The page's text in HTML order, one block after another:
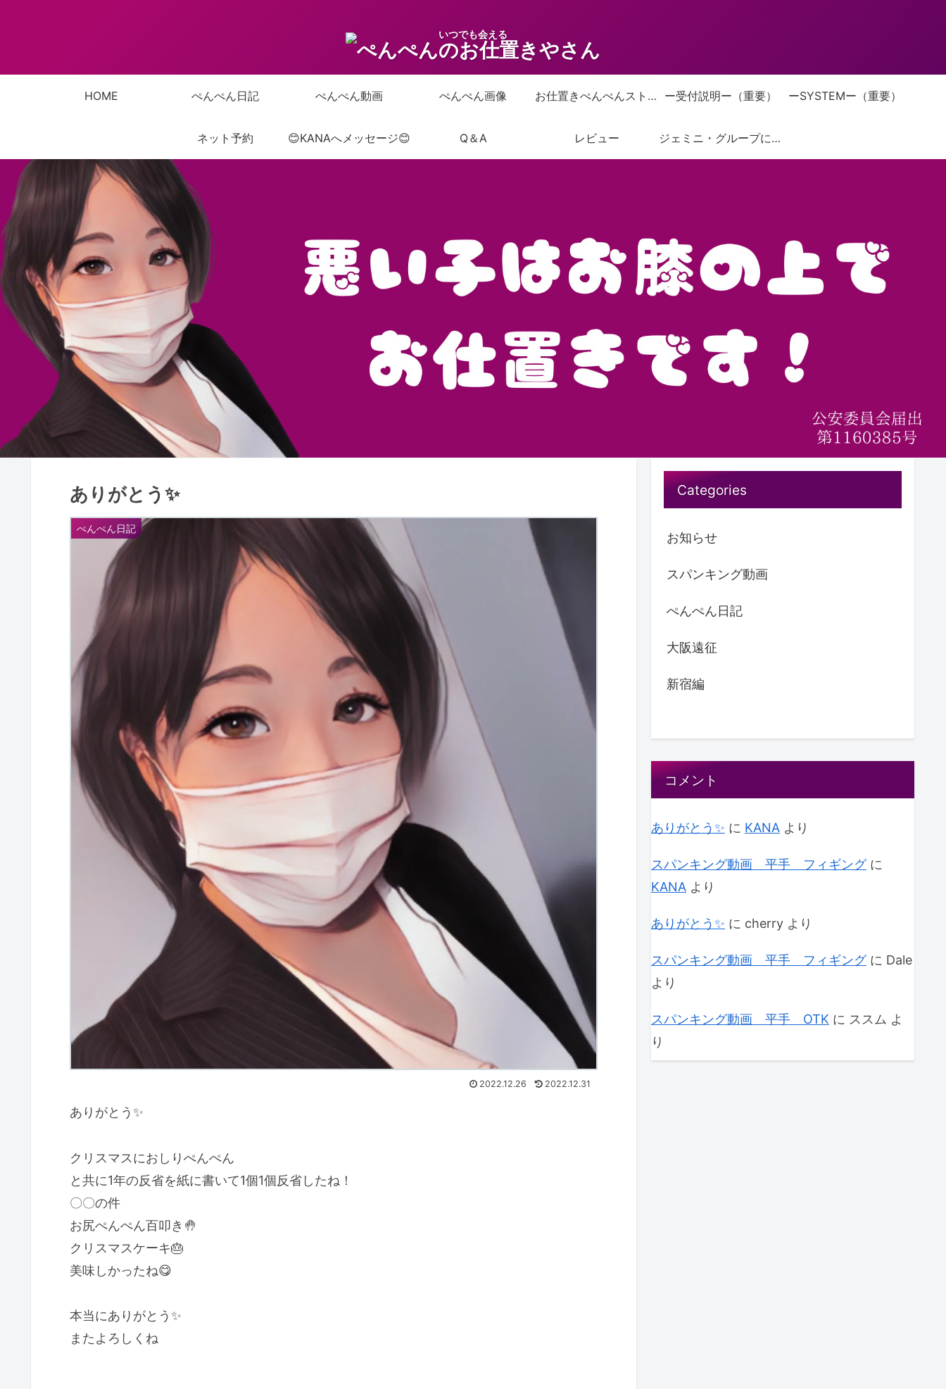
いつでも会える
HOME ぺんぺん日記 ぺんぺん動画 ぺんぺん画像 お仕置きぺんぺんストーリー ー受付説明ー（重要） ーSYSTEMー（重要）
ネット予約 😊KANAへメッセージ😊 Q＆A レビュー ジェミニ・グループについて
ありがとう✨
ぺんぺん日記
2022.12.26 2022.12.31
ありがとう✨
クリスマスにおしりぺんぺん
と共に1年の反省を紙に書いて1個1個反省したね！
〇〇の件
お尻ぺんぺん百叩き🤚
クリスマスケーキ🎂
美味しかったね😋
本当にありがとう✨
またよろしくね
Categories
お知らせ
スパンキング動画
ぺんぺん日記
大阪遠征
新宿編
コメント
ありがとう✨ に KANA より
スパンキング動画 平手 フィギングに
KANA より
ありがとう✨ に cherry より
スパンキング動画 平手 フィギングに Dale
より
スパンキング動画 平手 OTK に ススム よ
り